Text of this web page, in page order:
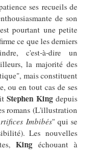
ses recueils de
de son
pourtant une petite
ce que les derniers
c'est-à-dire un
la majorité des
mais constituent
ou en tout cas de ses
Stephen Kingdepuis
romans (L'illustration
Imbibés" qui se
Les nouvelles
King échouant à